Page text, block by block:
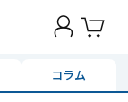
コラム